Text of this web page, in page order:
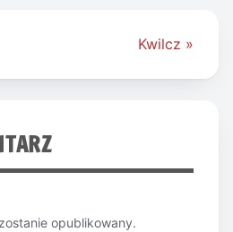
Kwilcz »
opublikowany.